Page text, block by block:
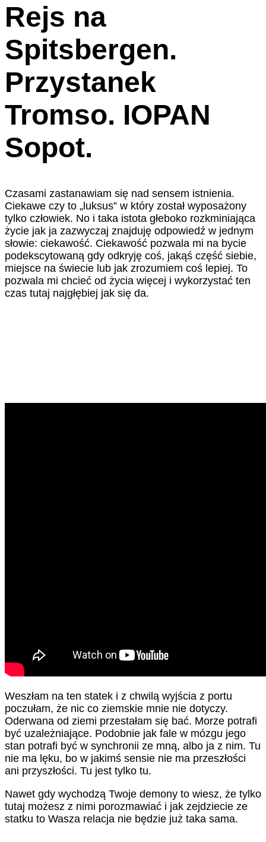
Rejs na
Spitsbergen.
Przystanek
Tromso. IOPAN
Sopot.
Czasami zastanawiam się nad sensem istnienia.
Ciekawe czy to „luksus” w który został wyposażony
tylko człowiek. No i taka istota głeboko rozkminiająca
życie jak ja zazwyczaj znajduję odpowiedź w jednym
słowie: ciekawość. Ciekawość pozwala mi na bycie
podekscytowaną gdy odkryję coś, jakąś część siebie,
miejsce na świecie lub jak zrozumiem coś lepiej. To
pozwala mi chcieć od życia więcej i wykorzystać ten
czas tutaj najgłębiej jak się da.
Weszłam na ten statek i z chwilą wyjścia z portu
poczułam, że nic co ziemskie mnie nie dotyczy.
Oderwana od ziemi przestałam się bać. Morze potrafi
być uzależniające. Podobnie jak fale w mózgu jego
stan potrafi być w synchronii ze mną, albo ja z nim. Tu
nie ma lęku, bo w jakimś sensie nie ma przeszłości
ani przyszłości. Tu jest tylko tu.
Nawet gdy wychodzą Twoje demony to wiesz, że tylko
tutaj możesz z nimi porozmawiać i jak zejdziecie ze
statku to Wasza relacja nie będzie już taka sama.